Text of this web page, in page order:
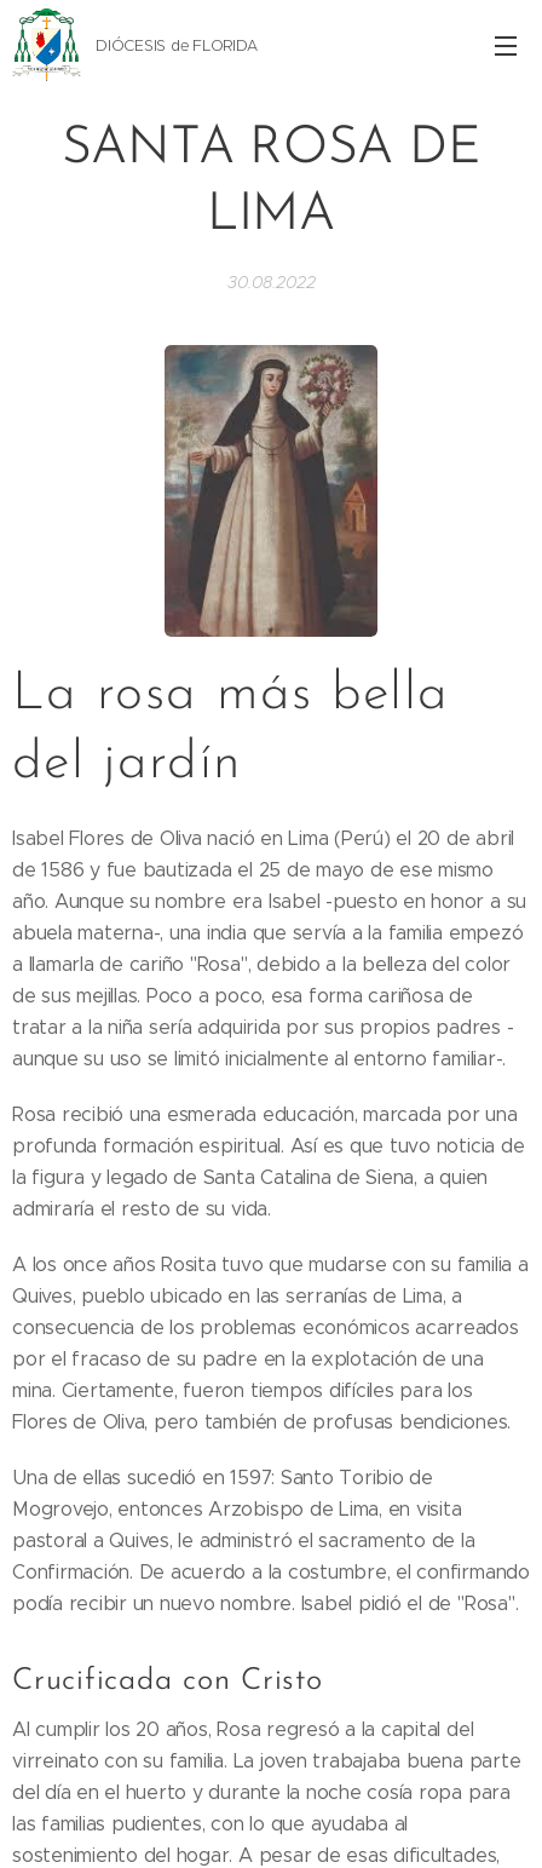
DIÓCESIS de FLORIDA
SANTA ROSA DE
LIMA
30.08.2022
La rosa más bella
del jardín
Isabel Flores de Oliva nació en Lima (Perú) el 20 de abril
de 1586 y fue bautizada el 25 de mayo de ese mismo
año. Aunque su nombre era Isabel -puesto en honor a su
abuela materna-, una india que servía a la familia empezó
a llamarla de cariño "Rosa", debido a la belleza del color
de sus mejillas. Poco a poco, esa forma cariñosa de
tratar a la niña sería adquirida por sus propios padres -
aunque su uso se limitó inicialmente al entorno familiar-.
Rosa recibió una esmerada educación, marcada por una
profunda formación espiritual. Así es que tuvo noticia de
la figura y legado de Santa Catalina de Siena, a quien
admiraría el resto de su vida.
A los once años Rosita tuvo que mudarse con su familia a
Quives, pueblo ubicado en las serranías de Lima, a
consecuencia de los problemas económicos acarreados
por el fracaso de su padre en la explotación de una
mina. Ciertamente, fueron tiempos difíciles para los
Flores de Oliva, pero también de profusas bendiciones.
Una de ellas sucedió en 1597: Santo Toribio de
Mogrovejo, entonces Arzobispo de Lima, en visita
pastoral a Quives, le administró el sacramento de la
Confirmación. De acuerdo a la costumbre, el confirmando
podía recibir un nuevo nombre. Isabel pidió el de "Rosa".
Crucificada con Cristo
Al cumplir los 20 años, Rosa regresó a la capital del
virreinato con su familia. La joven trabajaba buena parte
del día en el huerto y durante la noche cosía ropa para
las familias pudientes, con lo que ayudaba al
sostenimiento del hogar. A pesar de esas dificultades,